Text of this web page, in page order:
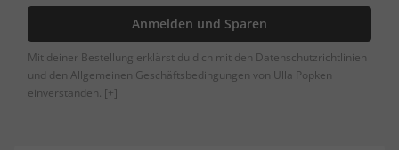
Anmelden und Sparen
Mit deiner Bestellung erklärst du dich mit den Datenschutzrichtlinien
und den Allgemeinen Geschäftsbedingungen von Ulla Popken
einverstanden. [+]